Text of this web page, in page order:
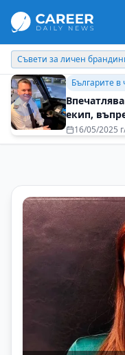
Кариерни съвети
Кариерни
на
23/07/2025